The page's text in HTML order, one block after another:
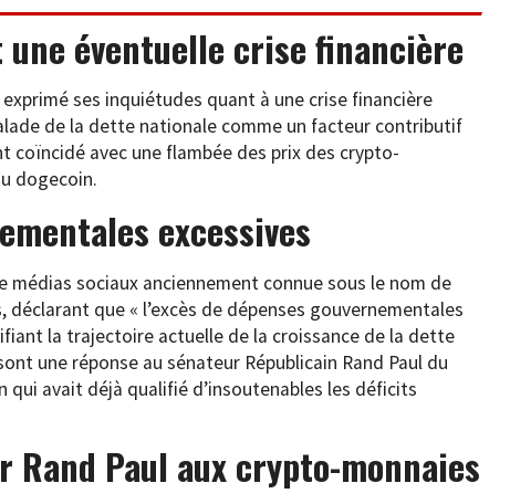
une éventuelle crise financière
ses inquiétudes quant à une crise financière
de la dette nationale comme un facteur contributif
coïncidé avec une flambée des prix des crypto-
dogecoin.
excessives
médias sociaux anciennement connue sous le nom de
que « l’excès de dépenses gouvernementales
la trajectoire actuelle de la croissance de la dette
une réponse au sénateur Républicain Rand Paul du
qui avait déjà qualifié d’insoutenables les déficits
Rand Paul aux crypto-monnaies